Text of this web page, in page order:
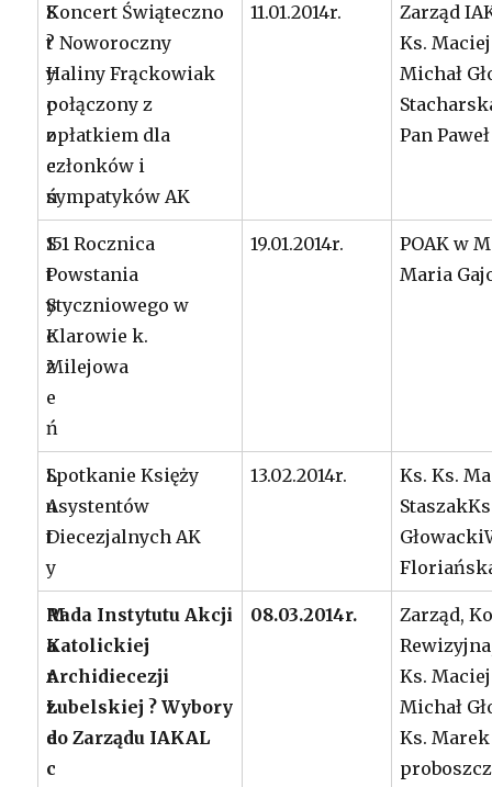
S
t
y
c
z
e
ń
Koncert Świąteczno
? Noworoczny
Haliny Frąckowiak
połączony z
opłatkiem dla
członków i
sympatyków AK
11.01.2014r.
Zarząd
Ks.
Michał
Pan
S
t
y
c
z
e
ń
151 Rocznica
Powstania
Styczniowego w
Klarowie k.
Milejowa
19.01.2014r.
POAK w
Maria
L
u
t
y
Spotkanie Księży
Asystentów
Diecezjalnych AK
13.02.2014r.
Ks. Ks.
M
a
r
z
e
c
Rada Instytutu Akcji
Katolickiej
Archidiecezji
Lubelskiej ? Wybory
do Zarządu IAKAL
08.03.2014r.
Zarząd,
Ks.
Michał
Ks. Marek